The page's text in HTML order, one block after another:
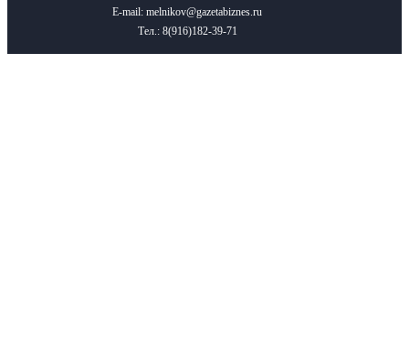
E-mail: melnikov@gazetabiznes.ru
Тел.: 8(916)182-39-71